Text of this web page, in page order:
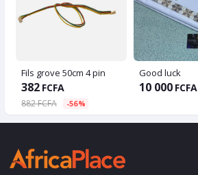
Fils grove 50cm 4 pin
382 FCFA
882 FCFA -56%
Good luck
10 000 FCFA